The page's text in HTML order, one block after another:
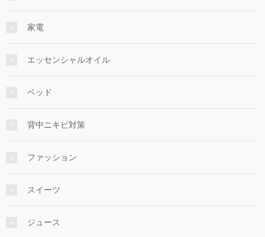
家電
エッセンシャルオイル
ベッド
背中ニキビ対策
ファッション
スイーツ
ジュース